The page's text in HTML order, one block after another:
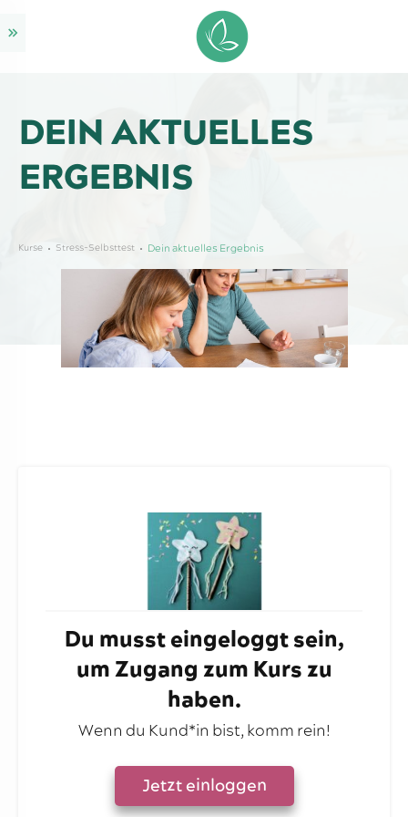
DEIN AKTUELLES
ERGEBNIS
Kurse Stress-Selbsttest Dein aktuelles Ergebnis
Du musst eingeloggt sein,
um Zugang zum Kurs zu
haben.
Wenn du Kund*in bist, komm rein!
Jetzt einloggen